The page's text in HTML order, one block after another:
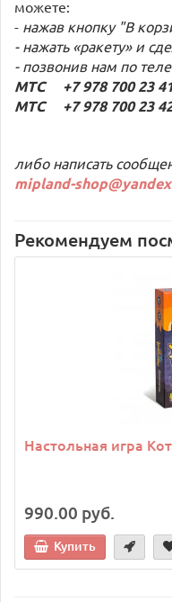
можете:
- нажав кнопку "В
- нажать «ракету» и
- позвонив нам по
МТС +7 978 700 23
МТС +7 978 700 23
либо написать
mipland-
Рекомендуем
Настольная игра
990.00 руб.
Купить